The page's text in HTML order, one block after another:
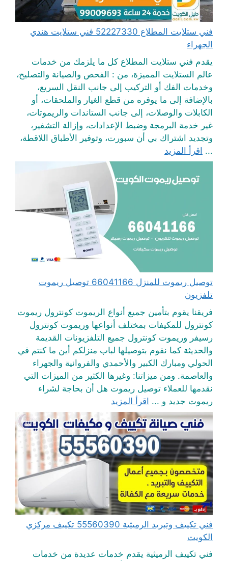
فني ستلايت المطلاع 52227330 فني ستلايت هندي
الجهراء
يقدم فني ستلايت المطلاع كل ما يلزمك من خدمات
عالم الستلايت المميزة، من : الفحص والصيانة والتصليح،
وخدمات الفك أو التركيب إلى جانب النقل السريع،
بالإضافة إلى ما يوفره من قطع الغيار والملحقات، أو
الكابلات والوصلات، إلى جانب الستاندات والريموتات،
غير خدمة البرمجة وضبط الإعدادات، وإزالة التشفير،
وتجديد اشتراك بي أن سبورت، وتوفير الأطباق اللاقطة،
... اقرأ المزيد
توصيل ريموت للمنزل 66041166 توصيل ريموت
تلفزيون
فريقنا يقوم بتأمين جميع أنواع الريموت كونترول ريموت
كونترول للمكيفات بمختلف أنواعها وريموت كونترول
رسيفر وريموت كونترول جميع التلفزيونات القديمة
والحديثة كما نقوم بتوصيلها لباب منزلكم أين ما كنتم في
الحولي ومبارك الكبير والأحمدي والفروانية والجهراء
والعاصمة. ومن ميزاتنا: وغيرها الكثير من الميزات التي
نقدمها للعملاء توصيل ريموت هل أن بحاجة لشراء
ريموت جديد و ... اقرأ المزيد
فني تكييف وتبريد الرميثية 55560390 تكييف مركزي
الكويت
فني تكييف الرميثية يقدم خدمات عديدة من خدمات